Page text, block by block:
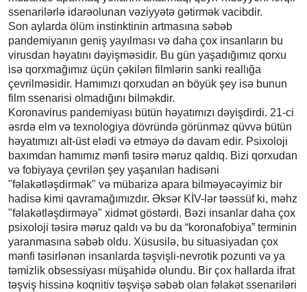
ssenarilərlə idarəolunan vəziyyətə gətirmək vacibdir.
Son aylarda ölüm instinktinin artmasına səbəb
pandemiyanın geniş yayılması və daha çox insanların bu
virusdan həyatını dəyişməsidir. Bu gün yaşadığımız qorxu
isə qorxmağımız üçün çəkilən filmlərin sanki reallığa
çevrilməsidir. Hamımızı qorxudan ən böyük şey isə bunun
film ssenarisi olmadığını bilməkdir.
Koronavirus pandemiyası bütün həyatımızı dəyişdirdi. 21-ci
əsrdə elm və texnologiya dövründə görünməz qüvvə bütün
həyatımızı alt-üst elədi və etməyə də davam edir. Psixoloji
baxımdan hamımız mənfi təsirə məruz qaldıq. Bizi qorxudan
və fobiyaya çevrilən şey yaşanılan hadisəni
"fəlakətləşdirmək" və mübarizə apara bilməyəcəyimiz bir
hadisə kimi qavramağımızdır. Əksər KİV-lər təəssüf ki, məhz
"fəlakətləşdirməyə" xidmət göstərdi. Bəzi insanlar daha çox
psixoloji təsirə məruz qaldı və bu da “koronafobiya” terminin
yaranmasına səbəb oldu. Xüsusilə, bu situasiyadan çox
mənfi təsirlənən insanlarda təşvişli-nevrotik pozunti və ya
təmizlik obsessiyası müşahidə olundu. Bir çox hallarda ifrat
təşviş hissinə koqnitiv təşvişə səbəb olan fəlakət ssenariləri